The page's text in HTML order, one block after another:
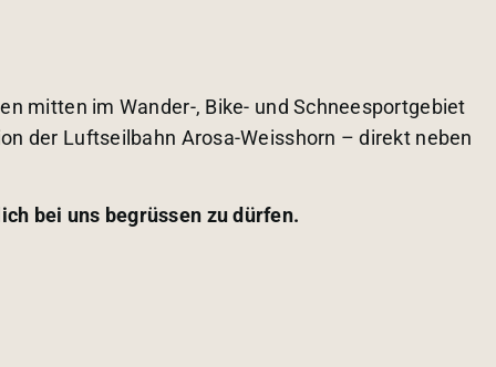
mitten im Wander-, Bike- und Schneesportgebiet
der Luftseilbahn Arosa-Weisshorn – direkt neben
bei uns begrüssen zu dürfen.